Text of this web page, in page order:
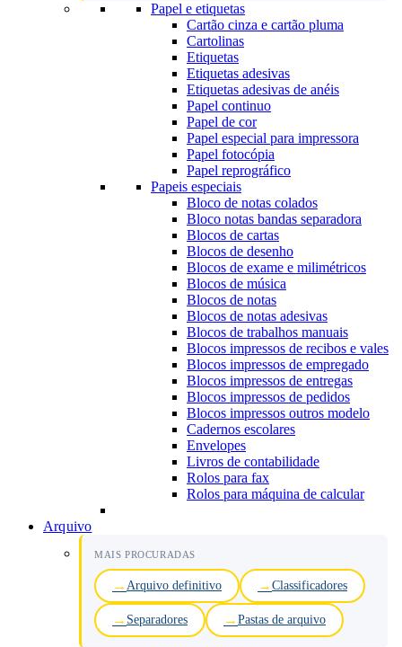
Papel e etiquetas
Cartão cinza e cartão pluma
Cartolinas
Etiquetas
Etiquetas adesivas
Etiquetas adesivas de anéis
Papel continuo
Papel de cor
Papel especial para impressora
Papel fotocópia
Papel reprográfico
Papeis especiais
Bloco de notas colados
Bloco notas bandas separadora
Blocos de cartas
Blocos de desenho
Blocos de exame e milimétricos
Blocos de música
Blocos de notas
Blocos de notas adesivas
Blocos de trabalhos manuais
Blocos impressos de recibos e vales
Blocos impressos de empregado
Blocos impressos de entregas
Blocos impressos de pedidos
Blocos impressos outros modelo
Cadernos escolares
Envelopes
Livros de contabilidade
Rolos para fax
Rolos para máquina de calcular
Arquivo
MAIS PROCURADAS
Arquivo definitivo Classificadores
Separadores Pastas de arquivo